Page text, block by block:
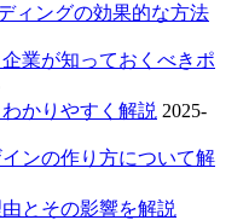
ィングの効果的な方法
業が知っておくべきポ
かりやすく解説 2025-
ンの作り方について解
とその影響を解説